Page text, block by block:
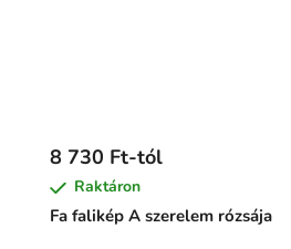
Fa falikép A szerelem rózsája
8 730 Ft-tól
Raktáron